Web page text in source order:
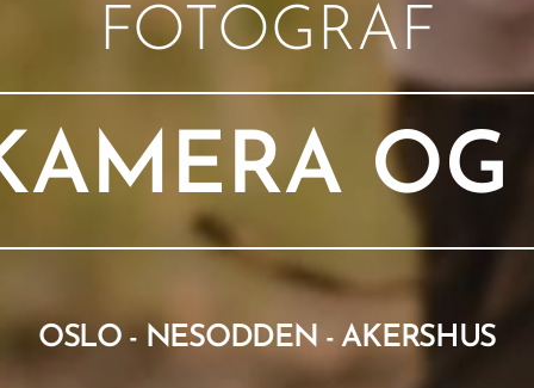
FOTOGRAF
OSLO - NESODDEN - AKERSHUS